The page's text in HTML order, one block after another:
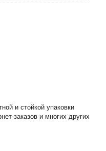
и стойкой упаковки
заказов и многих других